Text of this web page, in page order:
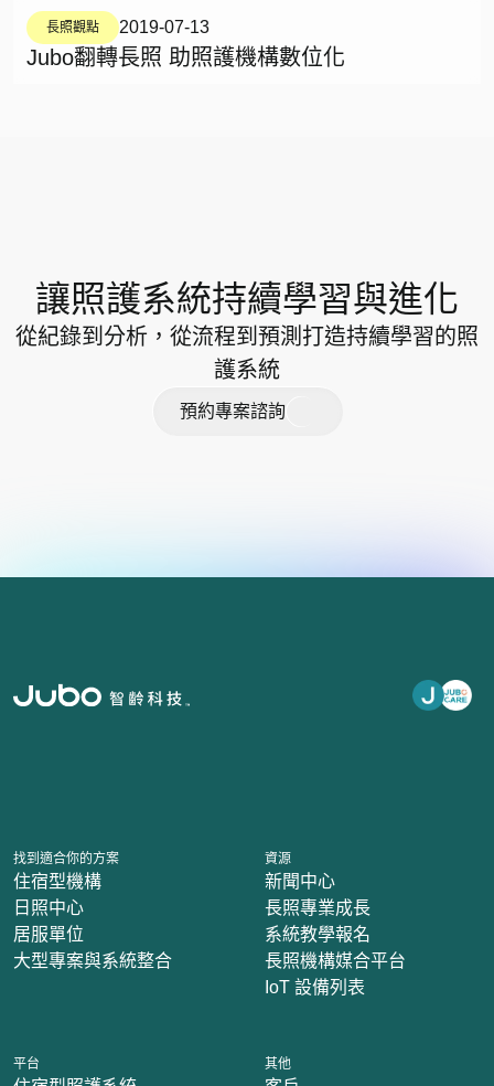
長照觀點 2019-07-13
Jubo翻轉長照 助照護機構數位化
讓照護系統持續學習與進化
從紀錄到分析，從流程到預測打造持續學習的照
護系統
預約專案諮詢
找到適合你的方案
住宿型機構
日照中心
居服單位
大型專案與系統整合
平台
資源
新聞中心
長照專業成長
系統教學報名
長照機構媒合平台
IoT 設備列表
其他